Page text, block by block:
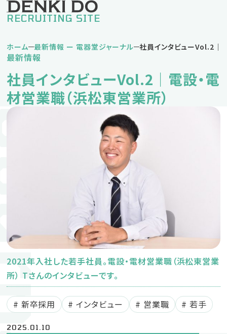
RECRUITING SITE
私の電器堂ライフ
堅実タイプDさん
挑戦タイプNさん
バランスタイプKさん
人材育成方針・キャリアパス
新卒募集要項
中途募集要項
ホーム 最新情報 ー 電器堂ジャーナル 社員インタビューVol.2｜
最新情報
社員インタビューVol.2｜電設・電
材営業職（浜松東営業所）
2021年入社した若手社員。電設・電材営業職（浜松東営業
所） Tさんのインタビューです。
新卒採用 インタビュー 営業職 若手
2025.01.10